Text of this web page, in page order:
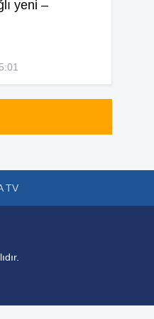
yeni –
TV